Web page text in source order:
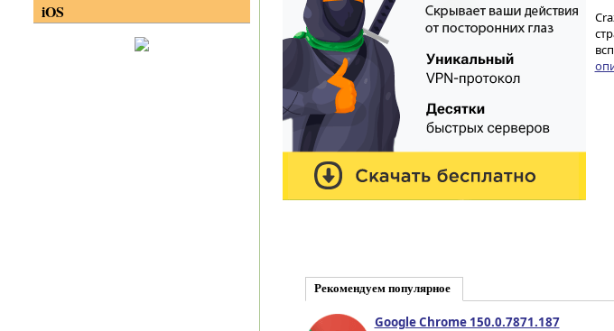
Рекомендуем популярное
Google Chrome 150.0.7871.187
iOS